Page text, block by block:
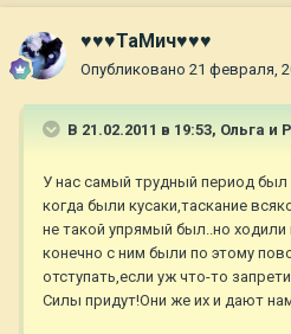
♥♥♥ТаМич♥♥♥
Опубликовано 21 февраля,
В 21.02.2011 в 19:53, Ольга и
У нас самый трудный период был
когда были кусаки,таскание
не такой упрямый был..но ходили
конечно с ним были по этому
отступать,если уж что-то
Силы придут!Они же их и дают